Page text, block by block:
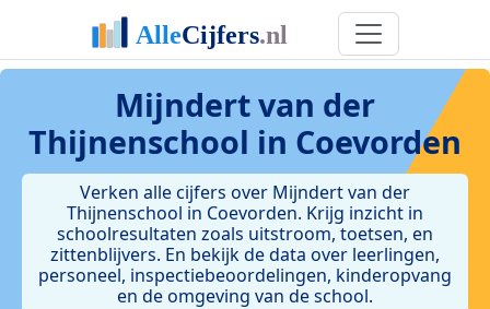
Mijndert van der
Thijnenschool in Coevorden
Verken alle cijfers over Mijndert van der
Thijnenschool in Coevorden. Krijg inzicht in
schoolresultaten zoals uitstroom, toetsen, en
zittenblijvers. En bekijk de data over leerlingen,
personeel, inspectiebeoordelingen, kinderopvang
en de omgeving van de school.